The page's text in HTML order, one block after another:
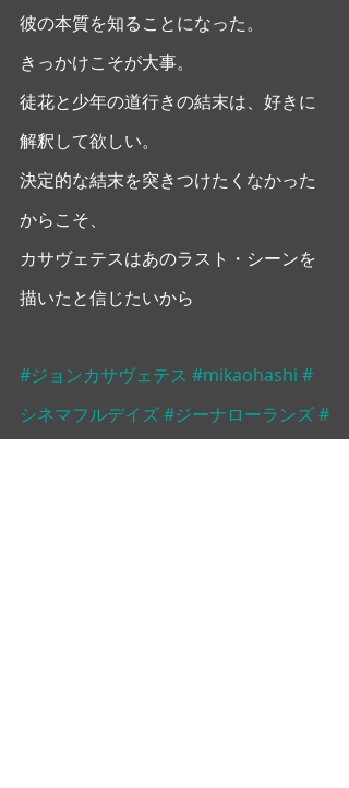
彼の本質を知ることになった。
きっかけこそが大事。
徒花と少年の道行きの結末は、好きに
解釈して欲しい。
決定的な結末を突きつけたくなかった
からこそ、
カサヴェテスはあのラスト・シーンを
描いたと信じたいから
#ジョンカサヴェテス #mikaohashi #
シネマフルデイズ#ジーナローランズ#